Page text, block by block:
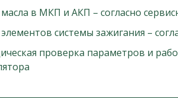
в МКП и АКП – согласно
системы зажигания –
проверка параметров и